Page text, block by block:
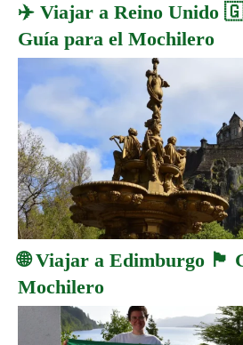
✈️ Viajar a Reino Unido
Guía para el Mochilero
🌐 Viajar a Edimburgo 🏴󠁧󠁢󠁳󠁣󠁴󠁿
Mochilero